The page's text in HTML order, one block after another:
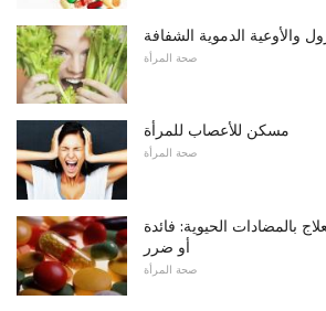
والأوعية الدموية الشفافة
صحة المرأة
مسكن للأعصاب للمرأة
صحة المرأة
بالمضادات الحيوية: فائدة
أو ضرر
صحة المرأة